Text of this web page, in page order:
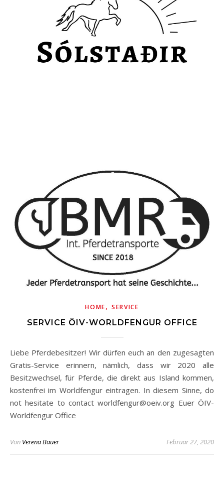
HOME, SERVICE
SERVICE ÖIV-WORLDFENGUR OFFICE
Liebe Pferdebesitzer! Wir dürfen euch an den zugesagten
Gratis-Service erinnern, nämlich, dass wir 2020 alle
Besitzwechsel, für Pferde, die direkt aus Island kommen,
kostenfrei im Worldfengur eintragen. In diesem Sinne, do
not hesitate to contact worldfengur@oeiv.org Euer ÖIV-
Worldfengur Office
Von Verena Bauer Februar 27, 2020